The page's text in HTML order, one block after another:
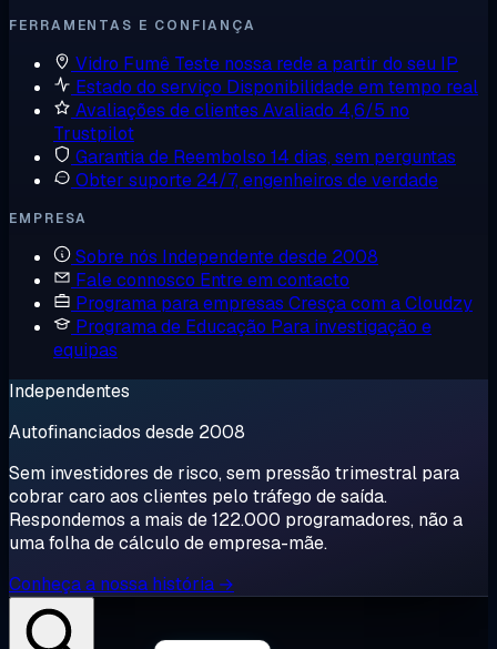
FERRAMENTAS E CONFIANÇA
Vidro Fumê Teste nossa rede a partir do seu IP
Estado do serviço Disponibilidade em tempo real
Avaliações de clientes Avaliado 4,6/5 no
Trustpilot
Garantia de Reembolso 14 dias, sem perguntas
Obter suporte 24/7, engenheiros de verdade
EMPRESA
Sobre nós Independente desde 2008
Fale connosco Entre em contacto
Programa para empresas Cresça com a Cloudzy
Programa de Educação Para investigação e
equipas
Independentes
Autofinanciados desde 2008
Sem investidores de risco, sem pressão trimestral para
cobrar caro aos clientes pelo tráfego de saída.
Respondemos a mais de 122.000 programadores, não a
uma folha de cálculo de empresa-mãe.
Conheça a nossa história →